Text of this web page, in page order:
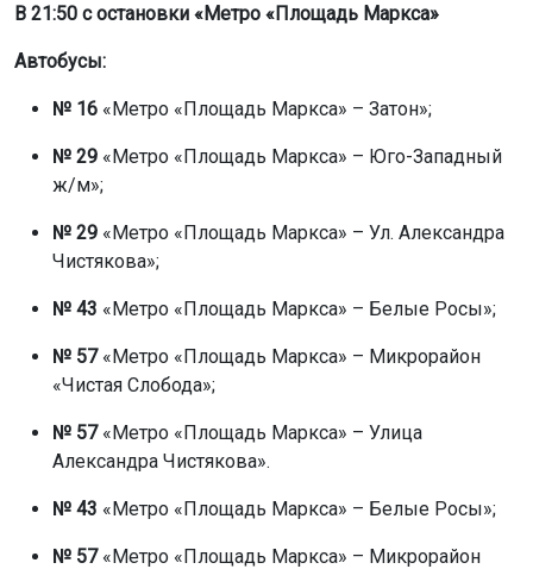
В 21:50 с остановки «Метро «Площадь Маркса»
Автобусы:
№ 16 «Метро «Площадь Маркса» – Затон»;
№ 29 «Метро «Площадь Маркса» – Юго-Западный
ж/м»;
№ 29 «Метро «Площадь Маркса» – Ул. Александра
Чистякова»;
№ 43 «Метро «Площадь Маркса» – Белые Росы»;
№ 57«Метро «Площадь Маркса» – Микрорайон
«Чистая Слобода»;
№ 57 «Метро «Площадь Маркса» – Улица
Александра Чистякова».
№ 43 «Метро «Площадь Маркса» – Белые Росы»;
№ 57«Метро «Площадь Маркса» – Микрорайон